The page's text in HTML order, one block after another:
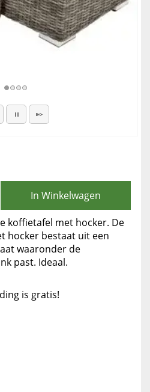
In Winkelwagen
koffietafel met hocker. De
hocker bestaat uit een
waaronder de
past. Ideaal.
is gratis!